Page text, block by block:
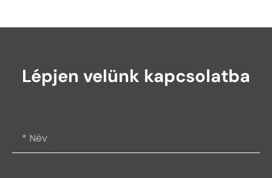
Lépjen velünk kapcsolatba